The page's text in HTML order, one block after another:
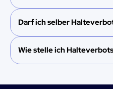
Darf ich selber
Wie stelle ich